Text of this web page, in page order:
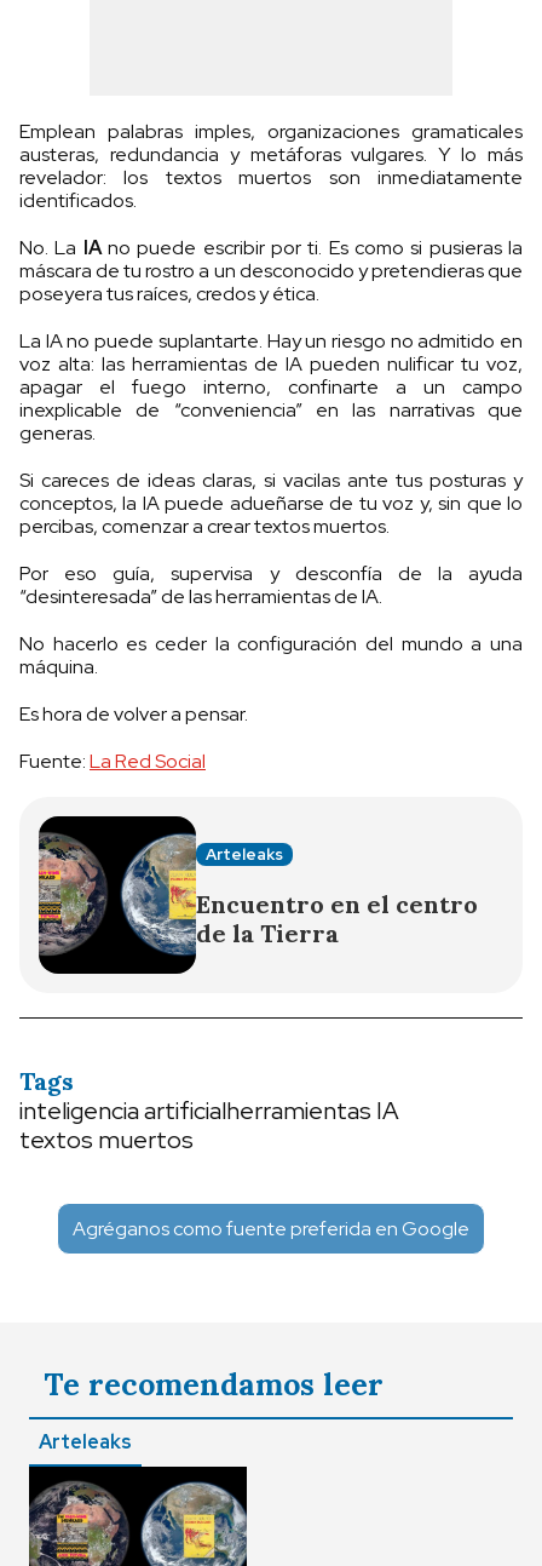
Emplean palabras imples, organizaciones gramaticales
austeras, redundancia y metáforas vulgares. Y lo más
revelador: los textos muertos son inmediatamente
identificados.
No. La IAno puede escribir por ti. Es como si pusieras la
máscara de tu rostro a un desconocido y pretendieras que
poseyera tus raíces, credos y ética.
La IA no puede suplantarte. Hay un riesgo no admitido en
voz alta: las herramientas de IA pueden nulificar tu voz,
apagar el fuego interno, confinarte a un campo
inexplicable de “conveniencia” en las narrativas que
generas.
Si careces de ideas claras, si vacilas ante tus posturas y
conceptos, la IA puede adueñarse de tu voz y, sin que lo
percibas, comenzar a crear textos muertos.
Por eso guía, supervisa y desconfía de la ayuda
“desinteresada” de las herramientas de IA.
No hacerlo es ceder la configuración del mundo a una
máquina.
Es hora de volver a pensar.
Fuente:La Red Social
Arteleaks
Encuentro en el centro
de la Tierra
Tags
inteligencia artificialherramientas IA
textos muertos
Agréganos como fuente preferida en Google
Te recomendamos leer
Arteleaks